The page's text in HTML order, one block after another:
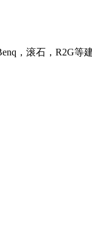
，滚石，R2G等